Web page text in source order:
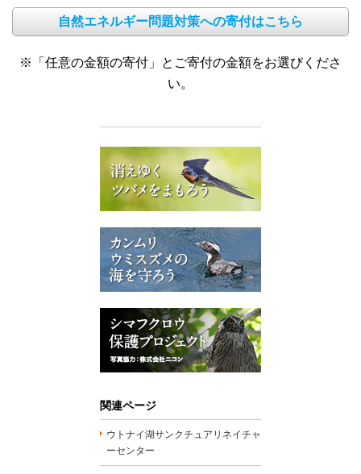
自然エネルギー問題対策への寄付はこちら
※「任意の金額の寄付」とご寄付の金額をお選びくださ
い。
関連ページ
ウトナイ湖サンクチュアリネイチャ
ーセンター